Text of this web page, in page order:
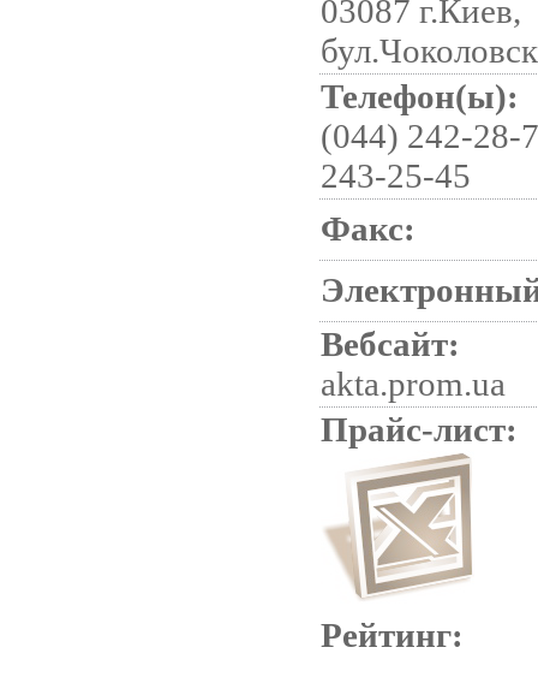
03087 г.Киев,
Телефон(ы):
(044) 242-28-
243-25-45
Факс:
Вебсайт:
akta.prom.ua
Прайс-лист:
Рейтинг: